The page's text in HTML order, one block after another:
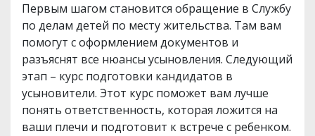
Первым шагом становится обращение в Службу
по делам детей по месту жительства. Там вам
помогут с оформлением документов и
разъяснят все нюансы усыновления. Следующий
этап – курс подготовки кандидатов в
усыновители. Этот курс поможет вам лучше
понять ответственность, которая ложится на
ваши плечи и подготовит к встрече с ребенком.